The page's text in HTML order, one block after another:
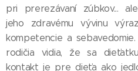
pri prerezávaní zúbkov...
jeho zdravému vývinu
kompetencie a
rodičia vidia, že sa
kontakt je pre dieťa ako